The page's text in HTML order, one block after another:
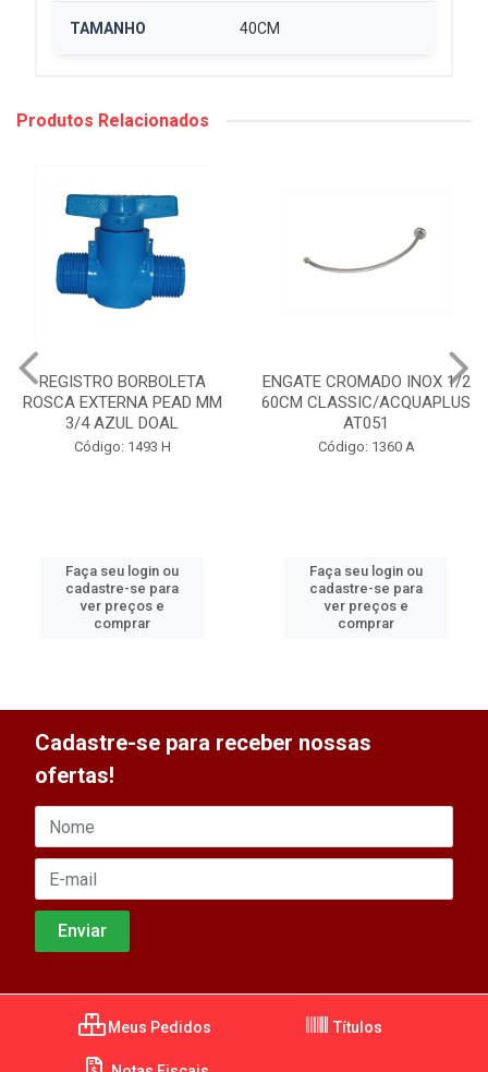
TAMANHO 40CM
Produtos Relacionados
REGISTRO BORBOLETA
ROSCA EXTERNA PEAD MM
3/4 AZUL DOAL
Código: 1493 H
Faça seu login ou
cadastre-se para
ver preços e
comprar
ENGATE CROMADO INOX 1/2
60CM CLASSIC/ACQUAPLUS
AT051
Código: 1360 A
Faça seu login ou
cadastre-se para
ver preços e
comprar
Cadastre-se para receber nossas
ofertas!
Meus Pedidos Títulos